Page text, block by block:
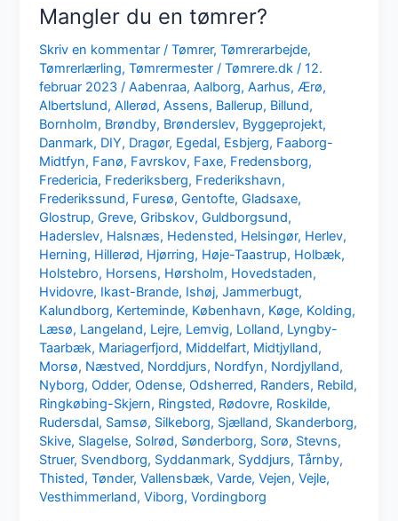
Mangler du en tømrer?
Skriv en kommentar /Tømrer,Tømrerarbejde,
Tømrerlærling,Tømrermester /Tømrere.dk/12.
februar 2023/Aabenraa,Aalborg,Aarhus,Ærø,
Albertslund,Allerød,Assens, Ballerup, Billund,
Bornholm, Brøndby, Brønderslev, Byggeprojekt,
Danmark, DIY, Dragør, Egedal, Esbjerg, Faaborg-
Midtfyn, Fanø, Favrskov, Faxe, Fredensborg,
Fredericia, Frederiksberg, Frederikshavn,
Frederikssund, Furesø,Gentofte,Gladsaxe,
Glostrup,Greve,Gribskov,Guldborgsund,
Haderslev, Halsnæs, Hedensted, Helsingør, Herlev,
Herning, Hillerød, Hjørring, Høje-Taastrup, Holbæk,
Holstebro, Horsens, Hørsholm, Hovedstaden,
Hvidovre, Ikast-Brande, Ishøj,Jammerbugt,
Kalundborg, Kerteminde, København, Køge, Kolding,
Læsø, Langeland, Lejre, Lemvig, Lolland, Lyngby-
Taarbæk, Mariagerfjord, Middelfart, Midtjylland,
Morsø, Næstved, Norddjurs, Nordfyn, Nordjylland,
Nyborg,Odder,Odense,Odsherred, Randers, Rebild,
Ringkøbing-Skjern, Ringsted, Rødovre, Roskilde,
Rudersdal, Samsø, Silkeborg, Sjælland, Skanderborg,
Skive, Slagelse, Solrød, Sønderborg, Sorø, Stevns,
Struer, Svendborg, Syddanmark, Syddjurs,Tårnby,
Thisted,Tønder,Vallensbæk,Varde,Vejen,Vejle,
Vesthimmerland,Viborg,Vordingborg